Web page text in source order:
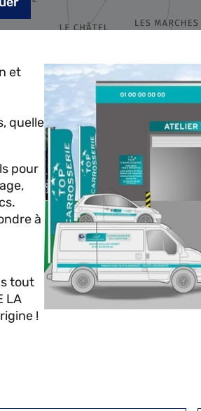
et
quelle
pour
à
tout
LA
!